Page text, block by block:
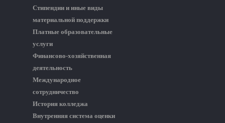
Стипендии и иные виды
материальной поддержки
Платные образовательные
услуги
Финансово-хозяйственная
деятельность
Международное
сотрудничество
История колледжа
Внутренняя система оценки